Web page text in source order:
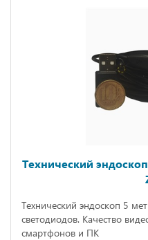
Технический
Технический эндоскоп 5
светодиодов. Качество
смартфонов и ПК